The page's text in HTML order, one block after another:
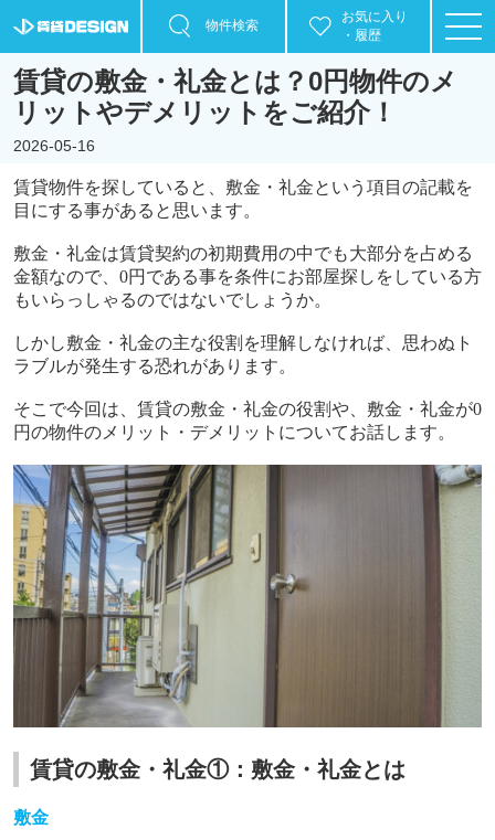
物件検索
お気に入り
・履歴
賃貸の敷金・礼金とは？0円物件のメ
リットやデメリットをご紹介！
2026-05-16
賃貸物件を探していると、敷金・礼金という項目の記載を
目にする事があると思います。
敷金・礼金は賃貸契約の初期費用の中でも大部分を占める
金額なので、 0円である事を条件にお部屋探しをしている方
もいらっしゃるのではないでしょうか。
しかし敷金・礼金の主な役割を理解しなければ、思わぬト
ラブルが発生する恐れがあります。
そこで今回は、賃貸の敷金・礼金の役割や、敷金・礼金が0
円の物件のメリット・デメリットについてお話します。
賃貸の敷金・礼金①：敷金・礼金とは
敷金